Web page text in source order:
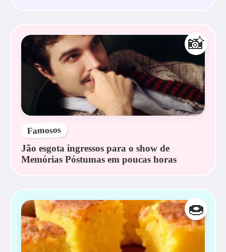
📸
Famosos
Jão esgota ingressos para o show de
Memórias Póstumas em poucas horas
🍩